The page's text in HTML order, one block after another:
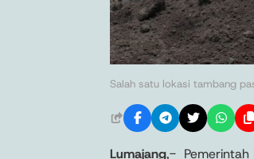
Salah satu lokasi tambang
Lumajang,- Pemerintah